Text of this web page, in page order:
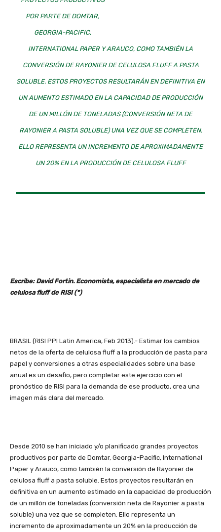
POR PARTE DE DOMTAR,
GEORGIA-PACIFIC,
INTERNATIONAL PAPER Y ARAUCO, COMO TAMBIÉN LA
CONVERSIÓN DE RAYONIER DE CELULOSA FLUFF A PASTA
SOLUBLE. ESTOS PROYECTOS RESULTARÁN EN DEFINITIVA EN
UN AUMENTO ESTIMADO EN LA CAPACIDAD DE PRODUCCIÓN
DE UN MILLÓN DE TONELADAS (CONVERSIÓN NETA DE
RAYONIER A PASTA SOLUBLE) UNA VEZ QUE SE COMPLETEN.
ELLO REPRESENTA UN INCREMENTO DE APROXIMADAMENTE
UN 20% EN LA PRODUCCIÓN DE CELULOSA FLUFF
Escribe: David Fortin. Economista, especialista en mercado de
celulosa fluff de RISI (*)
BRASIL (RISI PPI Latin America, Feb 2013).- Estimar los cambios
netos de la oferta de celulosa fluff a la producción de pasta para
papel y conversiones a otras especialidades sobre una base
anual es un desafío, pero completar este ejercicio con el
pronóstico de RISI para la demanda de ese producto, crea una
imagen más clara del mercado.
Desde 2010 se han iniciado y/o planificado grandes proyectos
productivos por parte de Domtar, Georgia-Pacific, International
Paper y Arauco, como también la conversión de Rayonier de
celulosa fluff a pasta soluble. Estos proyectos resultarán en
definitiva en un aumento estimado en la capacidad de producción
de un millón de toneladas (conversión neta de Rayonier a pasta
soluble) una vez que se completen. Ello representa un
incremento de aproximadamente un 20% en la producción de